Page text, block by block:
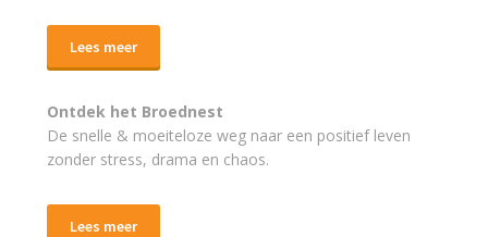
Lees meer
Ontdek het Broednest
De snelle & moeiteloze weg naar een positief leven
zonder stress, drama en chaos.
Lees meer